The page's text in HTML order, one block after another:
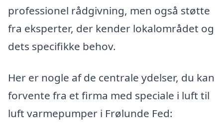
professionel rådgivning, men også støtte
fra eksperter, der kender lokalområdet og
dets specifikke behov.
Her er nogle af de centrale ydelser, du kan
forvente fra et firma med speciale i luft til
luft varmepumper i Frølunde Fed: